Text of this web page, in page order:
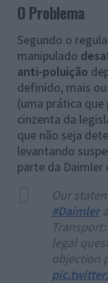
O Problema
Segundo o
manipulado
anti-poluição
definido, mais
(uma prática
cinzenta da
que não seja
levantando
parte da Daimler
Our
#Daimler
legal
objection